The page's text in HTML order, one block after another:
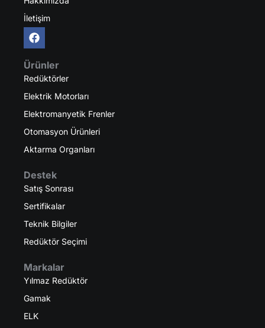
İletişim
Ürünler
Redüktörler
Elektrik Motorları
Elektromanyetik Frenler
Otomasyon Ürünleri
Aktarma Organları
Destek
Satış Sonrası
Sertifikalar
Teknik Bilgiler
Redüktör Seçimi
Markalar
Yılmaz Redüktör
Gamak
ELK